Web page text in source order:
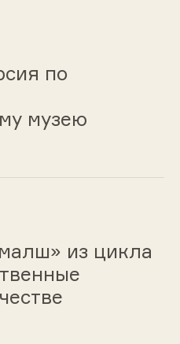
по
музею
из цикла